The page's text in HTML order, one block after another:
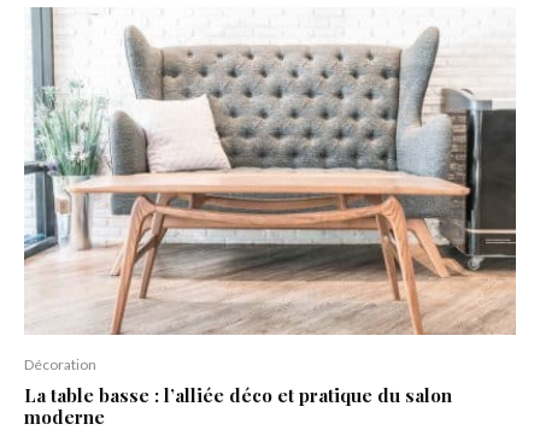
Décoration
La table basse : l’alliée déco et pratique du salon
moderne